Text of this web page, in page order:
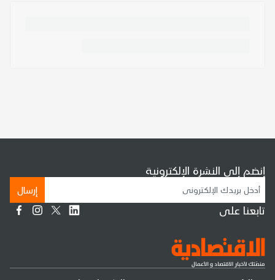
إنضم إلى النشرة الإلكترونية
إرسال
تابعنا على